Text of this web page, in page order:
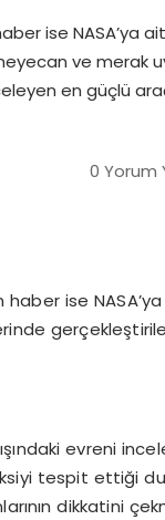
ise
ve merak
en güçlü
0 Yorum
haber ise
evreni
tespit ettiği
dikkatini